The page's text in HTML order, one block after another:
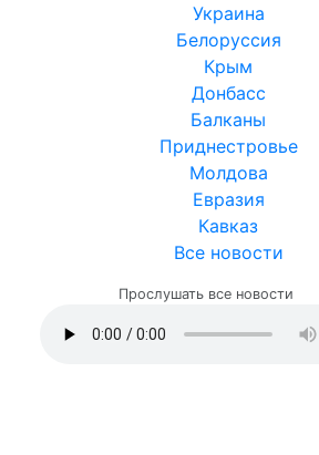
Украина
Белоруссия
Крым
Донбасс
Балканы
Приднестровье
Молдова
Евразия
Кавказ
Все новости
Прослушать все новости